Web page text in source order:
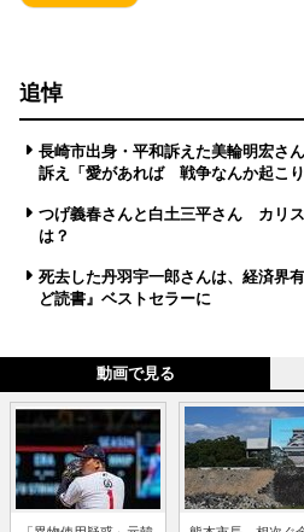
追悼
長崎市出身・平和訴えた美輪明宏さ
訴え「愛があれば 戦争なんか起こり
つげ義春さんと白土三平さん カリ
は？
死去した丹羽宇一郎さんは、経済界
ど読書』ベストセラーに
動画で見る